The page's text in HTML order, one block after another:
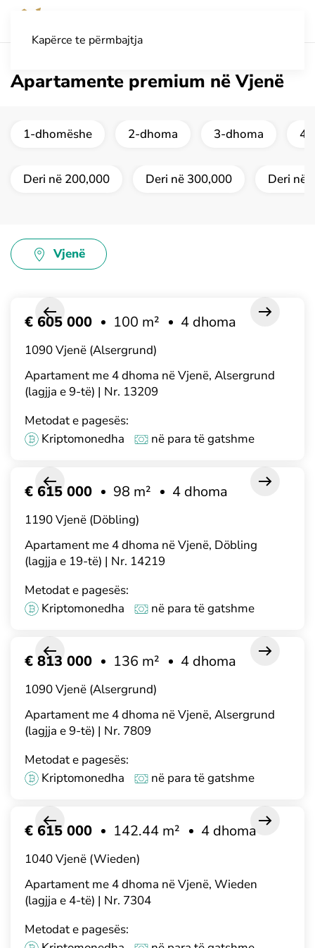
Kapërce te përmbajtja
Apartamente premium në Vjenë
1-dhomëshe 2-dhoma 3-dhoma 4
Deri në 200,000 Deri në 300,000 Deri në
Vjenë
Apartament me 4 dhoma në Vjenë, Alsergrund
(lagjja e 9-të) | Nr. 13209
€ 605 000 100 m² 4 dhoma
1090 Vjenë (Alsergrund)
Metodat e pagesës:
Kriptomonedha
në para të gatshme
Apartament me 4 dhoma në Vjenë, Döbling
(lagjja e 19-të) | Nr. 14219
€ 615 000 98 m² 4 dhoma
1190 Vjenë (Döbling)
Metodat e pagesës:
Kriptomonedha
në para të gatshme
Apartament me 4 dhoma në Vjenë, Alsergrund
(lagjja e 9-të) | Nr. 7809
€ 813 000 136 m² 4 dhoma
1090 Vjenë (Alsergrund)
Metodat e pagesës:
Kriptomonedha
në para të gatshme
Apartament me 4 dhoma në Vjenë, Wieden
(lagjja e 4-të) | Nr. 7304
€ 615 000 142.44 m² 4 dhoma
1040 Vjenë (Wieden)
Metodat e pagesës: